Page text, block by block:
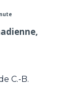
C.-B.